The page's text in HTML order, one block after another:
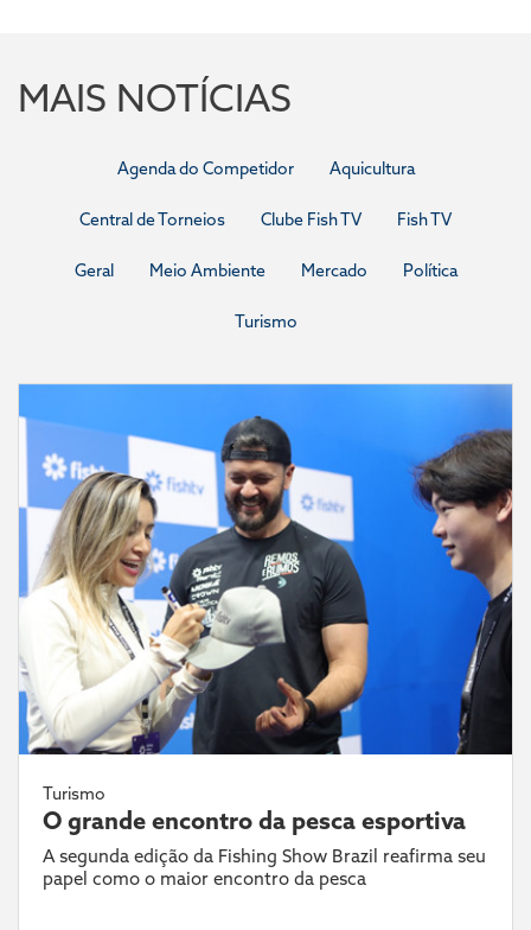
MAIS NOTÍCIAS
Agenda do Competidor Aquicultura
Central de Torneios Clube Fish TV Fish TV
Geral Meio Ambiente Mercado Política
Turismo
Turismo
O grande encontro da pesca esportiva
A segunda edição da Fishing Show Brazil reafirma seu
papel como o maior encontro da pesca